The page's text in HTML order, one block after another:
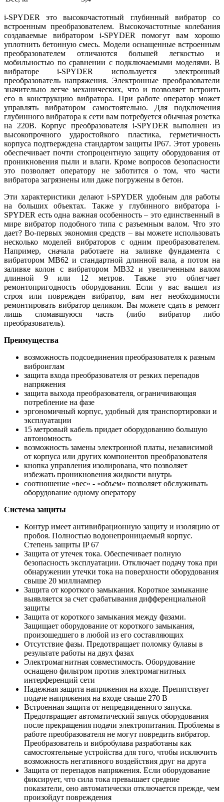
i-SPYDER это высокочастотный глубинный вибратор со
встроенным преобразователем. Высокочастотные колебания
создаваемые вибратором i-SPYDER помогут вам хорошо
уплотнить бетонную смесь. Модели оснащенные встроенным
преобразователем отличаются большей легкостью и
мобильностью по сравнении с подключаемыми моделями. В
вибраторе i-SPYDER используется электронный
преобразователь напряжения. Электронные преобразователи
значительно легче механических, что и позволяет встроить
его в конструкцию вибратора. При работе оператор может
управлять вибратором самостоятельно. Для подключения
глубинного вибратора к сети вам потребуется обычная розетка
на 220В. Корпус преобразователя i-SPYDER выполнен из
высокопрочного ударостойкого пластика, герметичность
корпуса подтверждена стандартом защиты IP67. Этот уровень
обеспечивает почти стопроцентную защиту оборудования от
проникновения пыли и влаги. Кроме вопросов безопасности
это позволяет оператору не заботится о том, что части
вибратора загрязнены или даже погружены в бетон.
Эти характеристики делают i-SPYDER удобным для работы
на больших объектах. Также у глубинного вибратора i-
SPYDER есть одна важная особенность – это единственный в
мире вибратор подобного типа с разъемным валом. Что это
дает? Во-первых экономия средств – вы можете использовать
несколько моделей вибраторов с одним преобразователем.
Например, сначала работаете на заливке фундамента с
вибратором МВ62 и стандартной длинной вала, а потом на
заливке колон с вибратором МВ32 и увеличенным валом
длинной 9 или 12 метров. Также это облегчает
ремонтопригодность оборудования. Если у вас вышел из
строя или поврежден вибратор, вам нет необходимости
ремонтировать вибратор целиком. Вы можете сдать в ремонт
лишь сломавшуюся часть (либо вибратор либо
преобразователь).
Преимущества
возможность подсоединения преобразователя к разным
виброиглам
защита входа преобразователя от резких перепадов
напряжения
защита выхода преобразователя, ограничивающая
потребление на фазе
эргономичный корпус, удобный для транспортировки и
эксплуатации
15 метровый кабель придает оборудованию большую
автономность
возможность замены электронной платы, независимой
от корпуса или других компонентов преобразователя
кнопка управления изолирована, что позволяет
избежать проникновения жидкости внутрь
соотношение «вес» - «объем» позволяет обслуживать
оборудование одному оператору
Система защиты
Контур имеет антивибрационную защиту и изоляцию от
пробоя. Полностью водонепроницаемый корпус.
Степень защиты IP 67
Защита от утечек тока. Обеспечивает полную
безопасность эксплуатации. Отключает подачу тока при
обнаружении утечки тока на поверхности оборудования
свыше 20 миллиампер
Защита от короткого замыкания. Короткое замыкание
выявляется за счет срабатывания дифференциальной
защиты
Защита от короткого замыкания между фазами.
Защищает оборудование от короткого замыкания,
произошедшего в любой из его составляющих
Отсутствие фазы. Предотвращает поломку булавы в
результате работы на двух фазах
Электромагнитная совместимость. Оборудование
оснащено фильтром против электромагнитных
интерференций сети
Надежная защита напряжения на входе. Препятствует
подаче напряжения на входе свыше 270 В
Встроенная защита от непредвиденного запуска.
Предотвращает автоматический запуск оборудования
после прекращения подачи электропитания. Проблемы в
работе преобразователя не могут повредить вибратор.
Преобразователь и вибробулава разработаны как
самостоятельные устройства для того, чтобы исключить
возможность негативного воздействия друг на друга
Защита от перепадов напряжения. Если оборудование
фиксирует, что сила тока превышает средние
показатели, оно автоматически отключается прежде, чем
произойдут повреждения